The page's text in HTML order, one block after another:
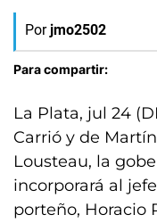
Por jmo2502
Para compartir:
La Plata, jul 24
Carrió y de Martín
Lousteau, la
incorporará al
porteño, Horacio